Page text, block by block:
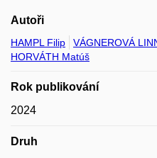
Autoři
HAMPL Filip
VÁGNEROVÁ
HORVÁTH Matúš
Rok publikování
2024
Druh